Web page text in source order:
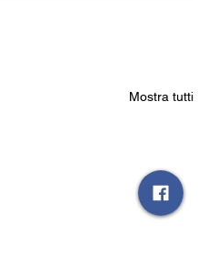
Mostra tutti